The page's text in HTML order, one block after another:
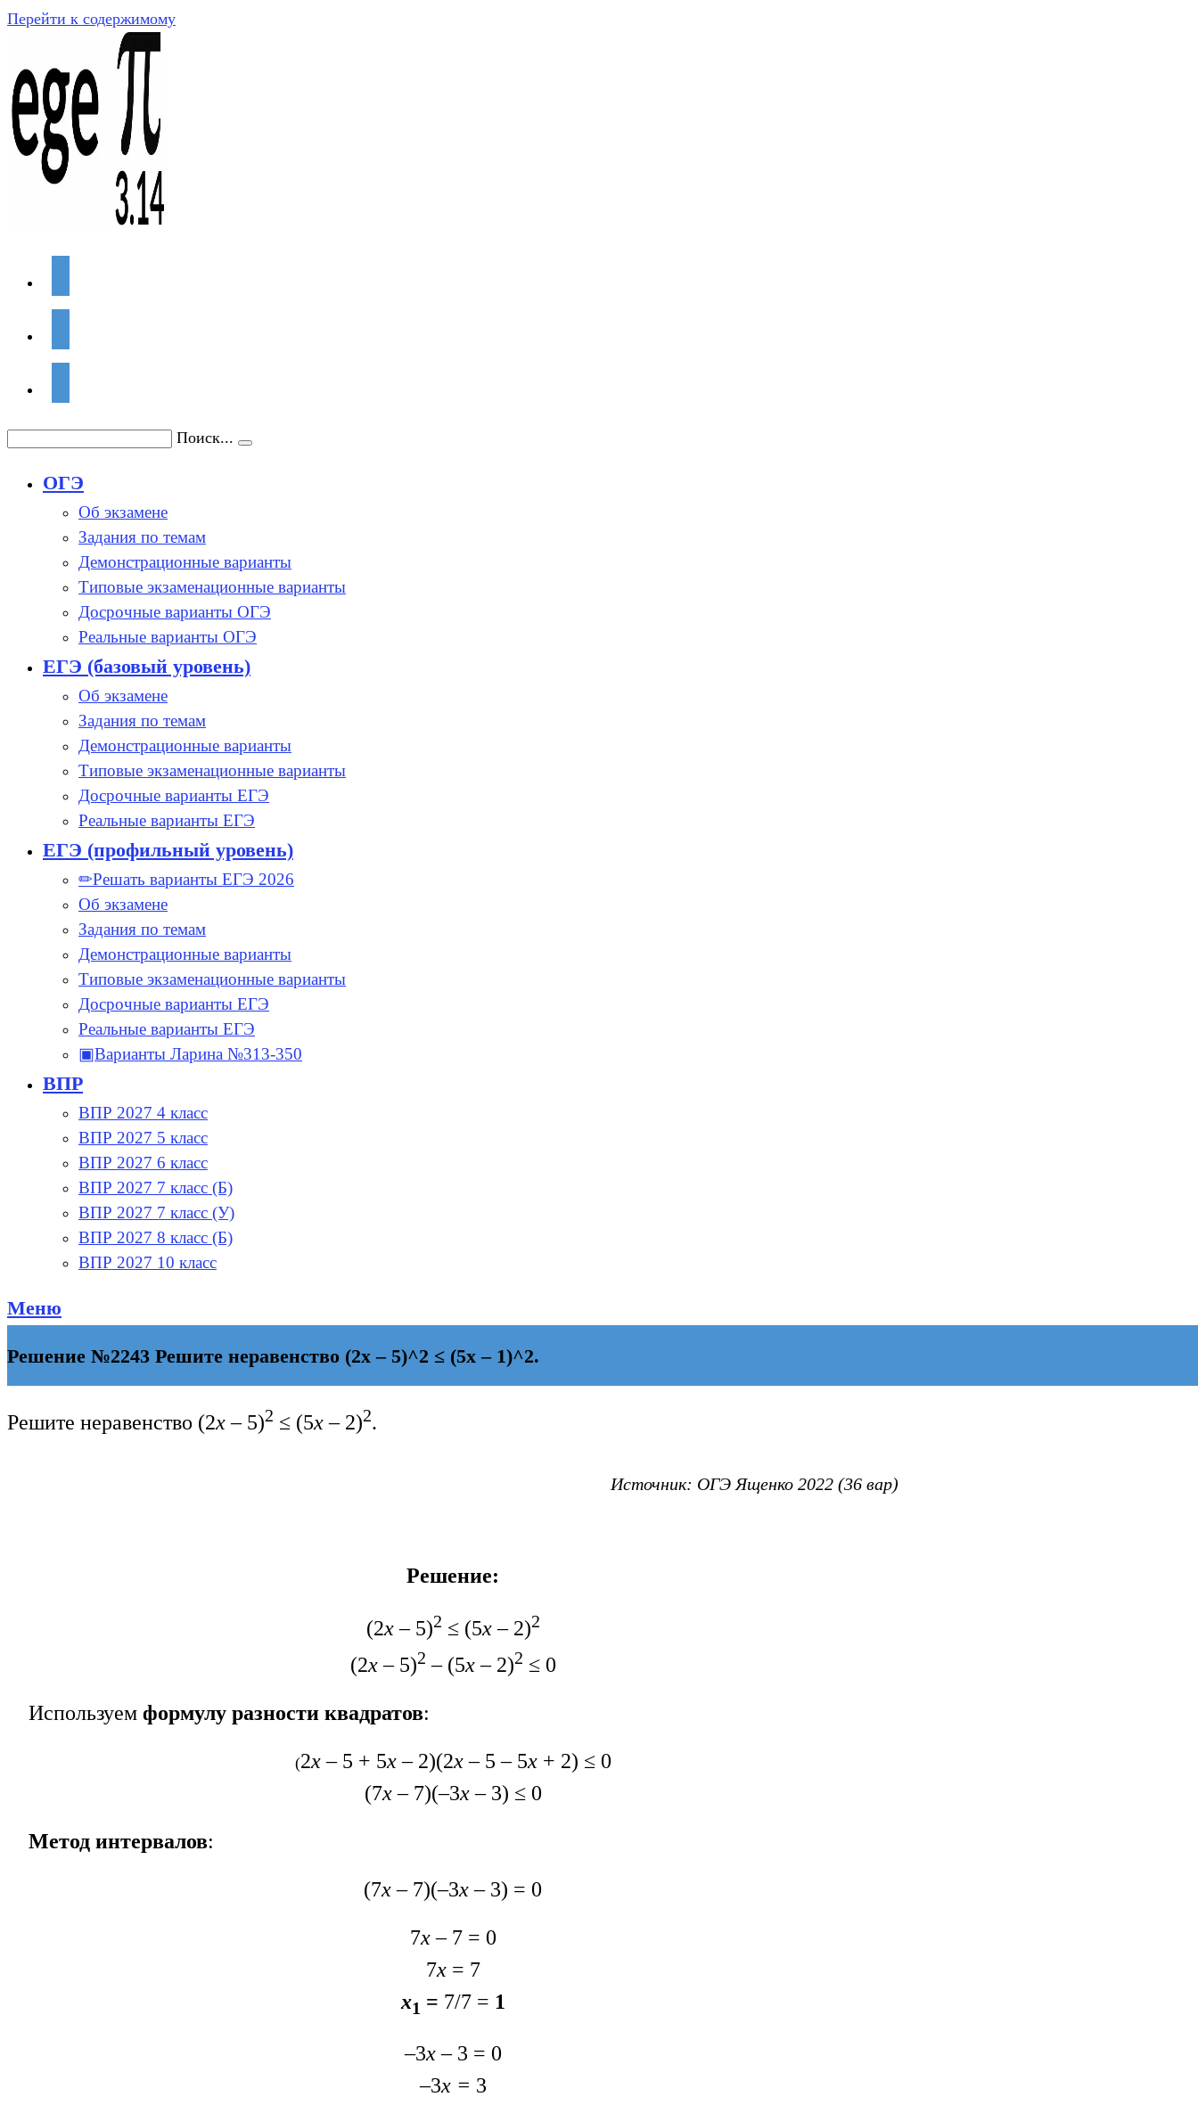
Перейти к содержимому
Поиск...
ОГЭ
Об экзамене
Задания по темам
Демонстрационные варианты
Типовые экзаменационные варианты
Досрочные варианты ОГЭ
Реальные варианты ОГЭ
ЕГЭ (базовый уровень)
Об экзамене
Задания по темам
Демонстрационные варианты
Типовые экзаменационные варианты
Досрочные варианты ЕГЭ
Реальные варианты ЕГЭ
ЕГЭ (профильный уровень)
✏Решать варианты ЕГЭ 2026
Об экзамене
Задания по темам
Демонстрационные варианты
Типовые экзаменационные варианты
Досрочные варианты ЕГЭ
Реальные варианты ЕГЭ
▣Варианты Ларина №313-350
ВПР
ВПР 2027 4 класс
ВПР 2027 5 класс
ВПР 2027 6 класс
ВПР 2027 7 класс (Б)
ВПР 2027 7 класс (У)
ВПР 2027 8 класс (Б)
ВПР 2027 10 класс
Меню
Решение №2243 Решите неравенство (2х – 5)^2 ≤ (5х – 1)^2.
Решите неравенство (2х– 5)2 ≤ (5х– 2)2.
Источник: ОГЭ Ященко 2022 (36 вар)
Решение:
(2х– 5)2 ≤ (5х– 2)2
(2х– 5)2 – (5х– 2)2 ≤ 0
Используем формулу разности квадратов:
(2х– 5 + 5х– 2)(2х– 5 – 5х+ 2) ≤ 0
(7х– 7)(–3х– 3) ≤ 0
Метод интервалов:
(7х– 7)(–3х– 3) = 0
7х– 7 = 0
7х= 7
х1 = 7/7 = 1
–3х– 3 = 0
–3х = 3